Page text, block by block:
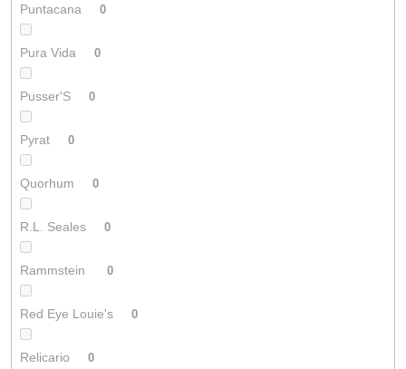
Puntacana 0
Pura Vida 0
Pusser'S 0
Pyrat 0
Quorhum 0
R.L. Seales 0
Rammstein 0
Red Eye Louie's 0
Relicario 0